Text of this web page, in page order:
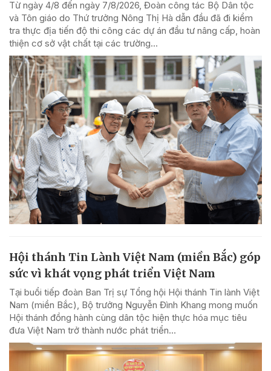
Từ ngày 4/8 đến ngày 7/8/2026, Đoàn công tác Bộ Dân tộc
và Tôn giáo do Thứ trưởng Nông Thị Hà dẫn đầu đã đi kiểm
tra thực địa tiến độ thi công các dự án đầu tư nâng cấp, hoàn
thiện cơ sở vật chất tại các trường...
Hội thánh Tin Lành Việt Nam (miền Bắc) góp
sức vì khát vọng phát triển Việt Nam
Tại buổi tiếp đoàn Ban Trị sự Tổng hội Hội thánh Tin lành Việt
Nam (miền Bắc), Bộ trưởng Nguyễn Đình Khang mong muốn
Hội thánh đồng hành cùng dân tộc hiện thực hóa mục tiêu
đưa Việt Nam trở thành nước phát triển...